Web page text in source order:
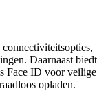
Daarnaast biedt
Face ID voor veilige
opladen.